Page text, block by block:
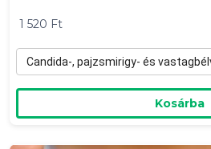
1 520 Ft
Kosárba